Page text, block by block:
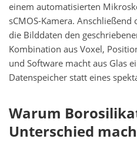
einem automatisierten
sCMOS-Kamera.
die Bilddaten den
Kombination aus Voxel,
und Software macht aus Glas
Datenspeicher statt eines
Warum
Unterschied